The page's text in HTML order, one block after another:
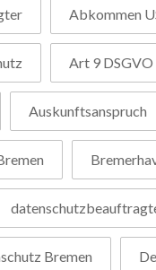
Abkommen
Art 9 DSGVO
Auskunftsanspruch
Bremen